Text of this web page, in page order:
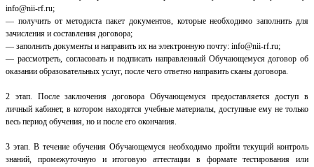
info@nii-rf.ru;
— получить от методиста пакет документов, которые необходимо заполнить для
зачисления и составления договора;
— заполнить документы и направить их на электронную почту: info@nii-rf.ru;
— рассмотреть, согласовать и подписать направленный Обучающемуся договор об
оказании образовательных услуг, после чего ответно направить сканы договора.
2 этап. После заключения договора Обучающемуся предоставляется доступ в
личный кабинет, в котором находятся учебные материалы, доступные ему не только
весь период обучения, но и после его окончания.
3 этап. В течение обучения Обучающемуся необходимо пройти текущий контроль
знаний, промежуточную и итоговую аттестации в формате тестирования или